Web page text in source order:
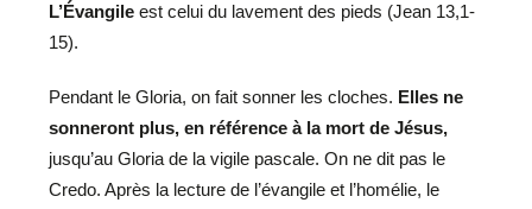
L’Évangileest celui du lavement des pieds (Jean 13,1-
15).
Pendant le Gloria, on fait sonner les cloches. Elles ne
sonneront plus, en référence à la mort de Jésus,
jusqu’au Gloria de la vigile pascale. On ne dit pas le
Credo. Après la lecture de l’évangile et l’homélie, le